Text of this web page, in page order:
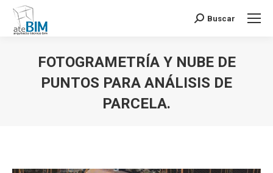
Buscar:
Buscar
FOTOGRAMETRÍA Y NUBE DE
PUNTOS PARA ANÁLISIS DE
PARCELA.